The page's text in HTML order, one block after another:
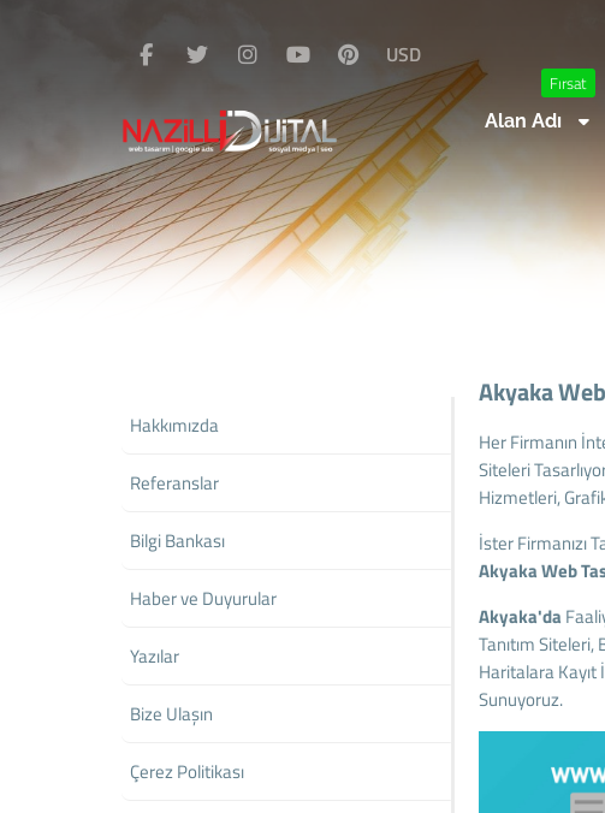
USD
Fırsat
Alan Adı
Akyaka
Her Firmanın
Siteleri
Hizmetleri,
İster Firmanızı
AkyakaWeb
Akyaka'da
Tanıtım Siteleri,
Haritalara
Sunuyoruz.
Hakkımızda
Referanslar
Bilgi Bankası
Haber ve Duyurular
Yazılar
Bize Ulaşın
Çerez Politikası